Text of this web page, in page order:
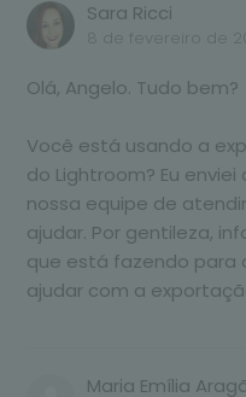
Sara Ricci
8 de fevereiro de
Olá, Angelo. Tudo bem?
Você está usando a
do Lightroom? Eu
nossa equipe de
ajudar. Por gentileza,
que está fazendo para
ajudar com a
Maria Emília